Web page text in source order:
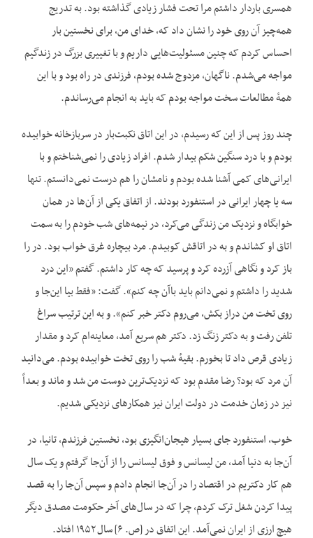
همسری باردار داشتم‌ مرا تحت فشار زیادی گذاشته بود. به تدریج
همه‌چیز آن روی خود را نشان داد که،‌ خدای من، برای نخستین بار
احساس کردم که چنین مسئولیت‌هایی داریم و با تغییری بزرگ در زندگیم
مواجه می‌شدم. ناگهان، مزدوج شده بودم،‌ فرزندی در راه بود و با این
همهٔ مطالعات سخت مواجه بودم که باید به انجام می‌رساندم.
چند روز پس از این که رسیدم، در این اتاق نکبت‌بار در سربازخانه خوابیده
بودم و با درد سنگین شکم بیدار شدم. افراد زیادی را نمی‌شناختم و با
ایرانی‌های کمی آشنا شده بودم و نامشان را هم درست نمی‌دانستم. تنها
سه یا چهار ایرانی در استنفورد بودند. از اتفاق یکی از آن‌ها در همان
خوابگاه و نزدیک من زندگی می‌کرد، در نیمه‌های شب خودم را به سمت
اتاق او کشاندم و به در اتاقش کوبیدم. مرد بیچاره غرق خواب بود. در را
باز کرد و نگاهی آزرده کرد و پرسید که چه کار داشتم. گفتم «این درد
شدید را داشتم و نمی‌دانم باید با‌آن چه کنم». گفت: «فقط بیا این‌جا و
روی تخت من دراز بکش، می‌روم دکتر خبر کنم». و به این ترتیب سراغ
تلفن رفت و به دکتر زنگ زد. دکتر هم سریع آمد، معاینه‌ام کرد و مقدار
زیادی قرص داد تا بخورم. بقیهٔ شب را روی تخت خوابیده بودم. می‌دانید
آن مرد که بود؟ رضا مقدم بود که نزدیک‌ترین دوست من شد و ماند و بعداً
نیز در زمان خدمت در دولت ایران نیز همکارهای نزدیکی شدیم.
خوب، استنفورد جای بسیار هیجا‌ن‌انگیزی بود، نخستین فرزندم، تانیا، در‌
آن‌جا به دنیا آمد، من لیسانس و فوق‌ لیسانس را از آن‌جا گرفتم و یک سال
هم کار دکتریم در اقتصاد را در آن‌جا انجام دادم و سپس آن‌جا را به قصد
پیدا کردن شغل ترک کردم، چرا که در سال‌های آخر حکومت مصدق دیگر
هیچ ارزی از ایران نمی‌‌‌آمد. این اتفاق در [ص. ۶] سال ۱۹۵۲ افتاد.